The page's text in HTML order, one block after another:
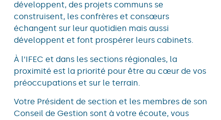
développent, des projets communs se
construisent, les confrères et consœurs
échangent sur leur quotidien mais aussi
développent et font prospérer leurs cabinets.
À l’IFEC et dans les sections régionales, la
proximité est la priorité pour être au cœur de vos
préoccupations et sur le terrain.
Votre Président de section et les membres de son
Conseil de Gestion sont à votre écoute, vous